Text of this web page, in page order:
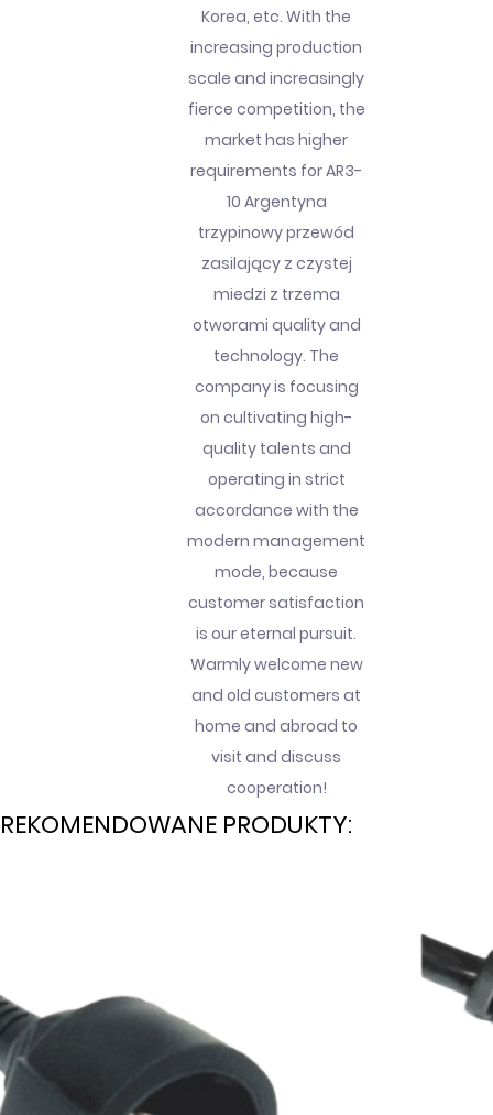
Korea, etc. With the
increasing production
scale and increasingly
fierce competition, the
market has higher
requirements for AR3-
10 Argentyna
trzypinowy przewód
zasilający z czystej
miedzi z trzema
otworami quality and
technology. The
company is focusing
on cultivating high-
quality talents and
operating in strict
accordance with the
modern management
mode, because
customer satisfaction
is our eternal pursuit.
Warmly welcome new
and old customers at
home and abroad to
visit and discuss
cooperation!
REKOMENDOWANE PRODUKTY: